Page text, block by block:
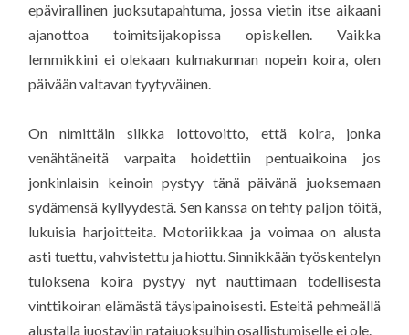
epävirallinen juoksutapahtuma, jossa vietin itse aikaani
ajanottoa toimitsijakopissa opiskellen. Vaikka
lemmikkini ei olekaan kulmakunnan nopein koira, olen
päivään valtavan tyytyväinen.
On nimittäin silkka lottovoitto, että koira, jonka
venähtäneitä varpaita hoidettiin pentuaikoina jos
jonkinlaisin keinoin pystyy tänä päivänä juoksemaan
sydämensä kyllyydestä. Sen kanssa on tehty paljon töitä,
lukuisia harjoitteita. Motoriikkaa ja voimaa on alusta
asti tuettu, vahvistettu ja hiottu. Sinnikkään työskentelyn
tuloksena koira pystyy nyt nauttimaan todellisesta
vinttikoiran elämästä täysipainoisesti. Esteitä pehmeällä
alustalla juostaviin ratajuoksuihin osallistumiselle ei ole.